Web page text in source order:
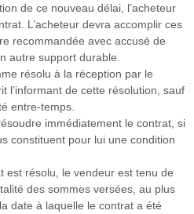
de ce nouveau délai, l’acheteur
L’acheteur devra accomplir ces
recommandée avec accusé de
autre support durable.
résolu à la réception par le
l’informant de cette résolution, sauf
entre-temps.
immédiatement le contrat, si
constituent pour lui une condition
est résolu, le vendeur est tenu de
des sommes versées, au plus
date à laquelle le contrat a été